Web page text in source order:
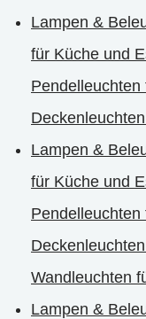
Lampen &
für Küche und
Lampen &
für Küche und
Wandleuchten
Lampen &